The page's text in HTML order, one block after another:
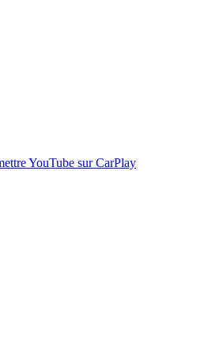
YouTube sur CarPlay